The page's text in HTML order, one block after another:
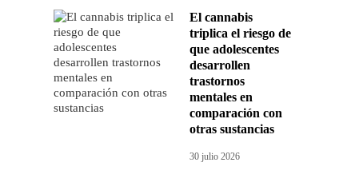
El cannabis
triplica el riesgo de
que adolescentes
desarrollen
trastornos
mentales en
comparación con
otras sustancias
30 julio 2026